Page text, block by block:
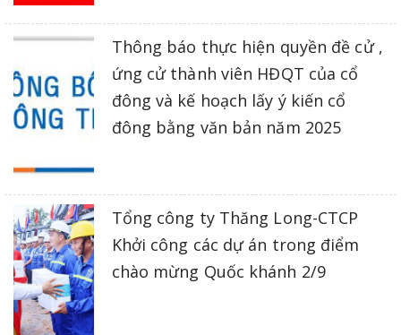
Thông báo thực hiện quyền đề cử ,
ứng cử thành viên HĐQT của cổ
đông và kế hoạch lấy ý kiến cổ
đông bằng văn bản năm 2025
Tổng công ty Thăng Long-CTCP
Khởi công các dự án trong điểm
chào mừng Quốc khánh 2/9